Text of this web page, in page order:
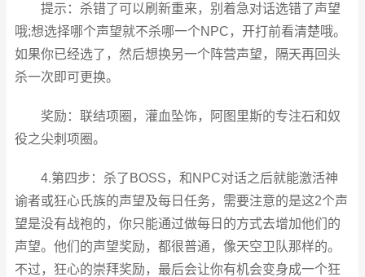
提示：杀错了可以刷新重来，别着急对话选错了声望
哦;想选择哪个声望就不杀哪一个NPC，开打前看清楚哦。
如果你已经选了，然后想换另一个阵营声望，隔天再回头
杀一次即可更换。
奖励：联结项圈，灌血坠饰，阿图里斯的专注石和奴
役之尖刺项圈。
4.第四步：杀了BOSS，和NPC对话之后就能激活神
谕者或狂心氏族的声望及每日任务，需要注意的是这2个声
望是没有战袍的，你只能通过做每日的方式去增加他们的
声望。他们的声望奖励，都很普通，像天空卫队那样的。
不过，狂心的崇拜奖励，最后会让你有机会变身成一个狂